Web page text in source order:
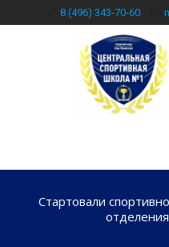
8 (496) 343-70-60
Стартовали